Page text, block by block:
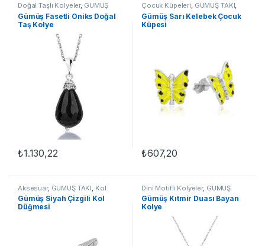
Doğal Taşlı Kolyeler, GÜMÜŞ
TAKI Kadın Kolyeleri, Kolye,
Taşlı Kolyeler
Gümüş Fasetli Oniks Doğal
Taş Kolye
₺1.130,22
Çocuk Küpeleri, GÜMÜŞ TAKI,
Küpe
Gümüş Sarı Kelebek Çocuk
Küpesi
₺607,20
Aksesuar, GÜMÜŞ TAKI Kol
Düğmeleri
Gümüş Siyah Çizgili Kol
Düğmesi
Dini Motifli Kolyeler, GÜMÜŞ
TAKI Kadın Kolyeleri Kıtmir
Duası Kolyeler,Kolye
Gümüş Kıtmir Duası Bayan
Kolye